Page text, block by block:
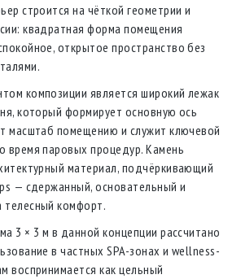
строится на чёткой геометрии и
квадратная форма помещения
открытое пространство без
композиции является широкий лежак
который формирует основную ось
масштаб помещению и служит ключевой
время паровых процедур. Камень
материал, подчёркивающий
— сдержанный, основательный и
телесный комфорт.
3 × 3 м в данной концепции рассчитано
в частных SPA-зонах и wellness-
воспринимается как цельный